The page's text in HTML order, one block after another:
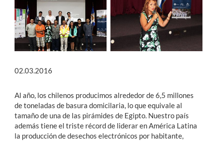
02.03.2016
Al año, los chilenos producimos alrededor de 6,5 millones
de toneladas de basura domicilaria, lo que equivale al
tamaño de una de las pirámides de Egipto. Nuestro país
además tiene el triste récord de liderar en América Latina
la producción de desechos electrónicos por habitante,